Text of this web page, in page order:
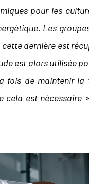
pour les
Les
dernière est
est alors utilisée
fois de maintenir la
cela est nécessaire